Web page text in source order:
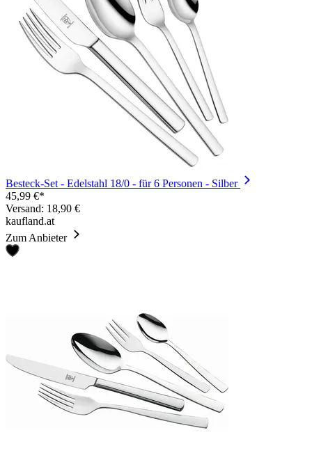
Besteck-Set - Edelstahl 18/0 - für 6 Personen - Silber
45,99 €*
Versand: 18,90 €
kaufland.at
Zum Anbieter